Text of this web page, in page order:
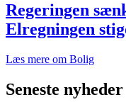
Regeringen
Elregningen
Læs mere om Bolig
Seneste nyheder